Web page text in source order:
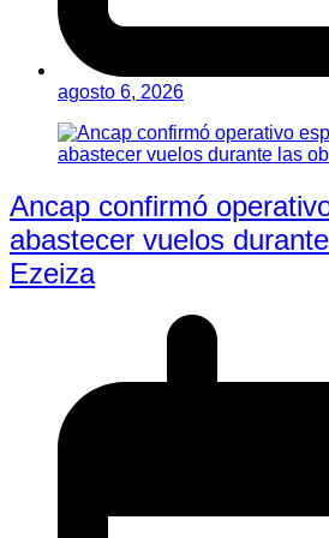
agosto 6, 2026
Ancap confirmó
abastecer vuelos
Ezeiza